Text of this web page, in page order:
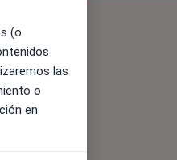
(o
las
o
en